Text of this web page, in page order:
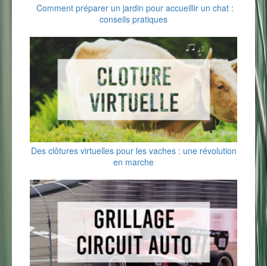
Comment préparer un jardin pour accueillir un chat :
conseils pratiques
Des clôtures virtuelles pour les vaches : une révolution
en marche